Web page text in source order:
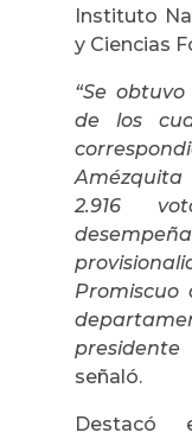
Instituto
y Ciencias
“Se
de los
Amézquita
2.916
Promiscuo
señaló.
Destacó